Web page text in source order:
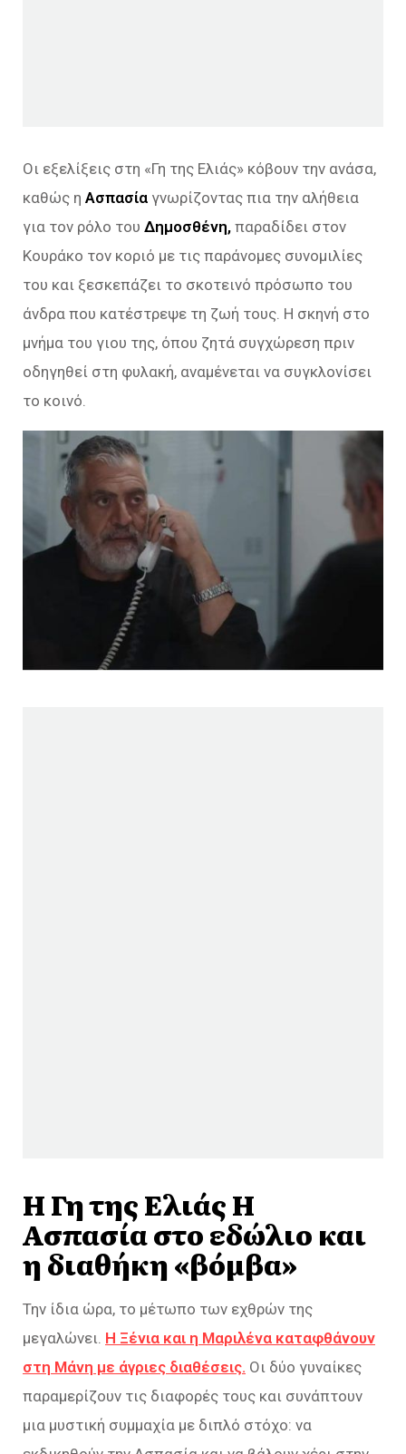
Οι εξελίξεις στη «Γη της Ελιάς» κόβουν την ανάσα,
καθώς η Ασπασία γνωρίζοντας πια την αλήθεια
για τον ρόλο του Δημοσθένη, παραδίδει στον
Κουράκο τον κοριό με τις παράνομες συνομιλίες
του και ξεσκεπάζει το σκοτεινό πρόσωπο του
άνδρα που κατέστρεψε τη ζωή τους. Η σκηνή στο
μνήμα του γιου της, όπου ζητά συγχώρεση πριν
οδηγηθεί στη φυλακή, αναμένεται να συγκλονίσει
το κοινό.
Η Γη της Ελιάς Η
Ασπασία στο εδώλιο και
η διαθήκη «βόμβα»
Την ίδια ώρα, το μέτωπο των εχθρών της
μεγαλώνει. Η Ξένια και η Μαριλένα καταφθάνουν
στη Μάνη με άγριες διαθέσεις. Οι δύο γυναίκες
παραμερίζουν τις διαφορές τους και συνάπτουν
μια μυστική συμμαχία με διπλό στόχο: να